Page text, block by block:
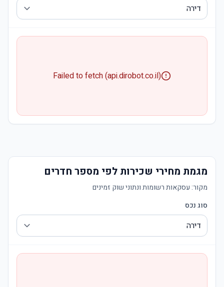
Failed to fetch (api.dirobot.co.il)
מגמת מחירי שכירות לפי מספר חדרים
מקור: עסקאות רשומות ונתוני שוק זמינים
סוג נכס